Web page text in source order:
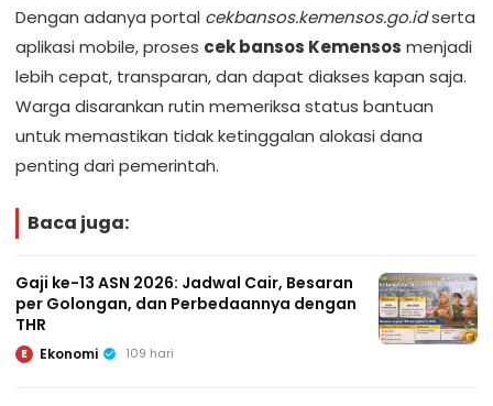
Dengan adanya portal cekbansos.kemensos.go.idserta
aplikasi mobile, proses cek bansos Kemensos menjadi
lebih cepat, transparan, dan dapat diakses kapan saja.
Warga disarankan rutin memeriksa status bantuan
untuk memastikan tidak ketinggalan alokasi dana
penting dari pemerintah.
Baca juga:
Gaji ke-13 ASN 2026: Jadwal Cair, Besaran
per Golongan, dan Perbedaannya dengan
THR
E Ekonomi 109 hari